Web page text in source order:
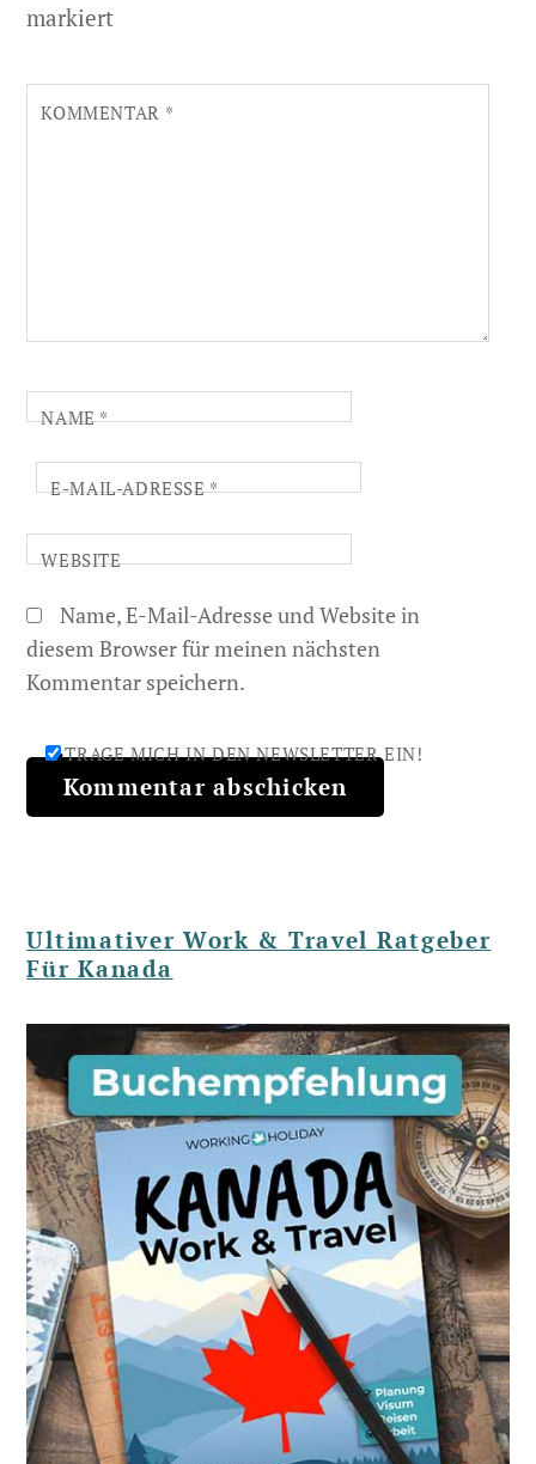
markiert
KOMMENTAR *
NAME*
E-MAIL-ADRESSE*
WEBSITE
Name, E-Mail-Adresse und Website in
diesem Browser für meinen nächsten
Kommentar speichern.
TRAGE MICH IN DEN NEWSLETTER EIN!
Ultimativer Work & Travel Ratgeber
Für Kanada